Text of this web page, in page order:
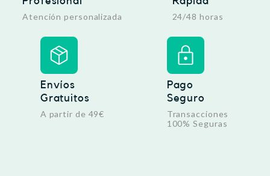
Atención personalizada 24/48 horas
Envíos
Gratuitos
A partir de 49€
Pago
Seguro
Transacciones
100% Seguras